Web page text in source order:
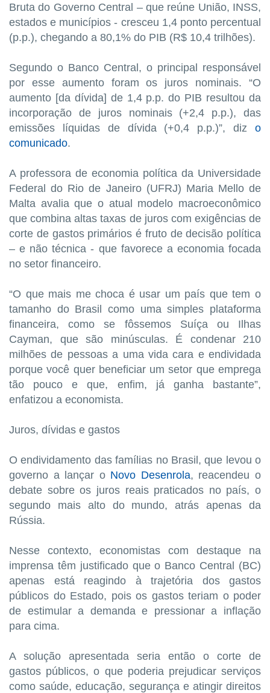
Bruta do Governo Central – que reúne União, INSS,
estados e municípios - cresceu 1,4 ponto percentual
(p.p.), chegando a 80,1% do PIB (R$ 10,4 trilhões).
Segundo o Banco Central, o principal responsável
por esse aumento foram os juros nominais. “O
aumento [da dívida] de 1,4 p.p. do PIB resultou da
incorporação de juros nominais (+2,4 p.p.), das
emissões líquidas de dívida (+0,4 p.p.)”, diz o
comunicado.
A professora de economia política da Universidade
Federal do Rio de Janeiro (UFRJ) Maria Mello de
Malta avalia que o atual modelo macroeconômico
que combina altas taxas de juros com exigências de
corte de gastos primários é fruto de decisão política
– e não técnica - que favorece a economia focada
no setor financeiro.
“O que mais me choca é usar um país que tem o
tamanho do Brasil como uma simples plataforma
financeira, como se fôssemos Suíça ou Ilhas
Cayman, que são minúsculas. É condenar 210
milhões de pessoas a uma vida cara e endividada
porque você quer beneficiar um setor que emprega
tão pouco e que, enfim, já ganha bastante”,
enfatizou a economista.
Juros, dívidas e gastos
O endividamento das famílias no Brasil, que levou o
governo a lançar o Novo Desenrola, reacendeu o
debate sobre os juros reais praticados no país, o
segundo mais alto do mundo, atrás apenas da
Rússia.
Nesse contexto, economistas com destaque na
imprensa têm justificado que o Banco Central (BC)
apenas está reagindo à trajetória dos gastos
públicos do Estado, pois os gastos teriam o poder
de estimular a demanda e pressionar a inflação
para cima.
A solução apresentada seria então o corte de
gastos públicos, o que poderia prejudicar serviços
como saúde, educação, segurança e atingir direitos